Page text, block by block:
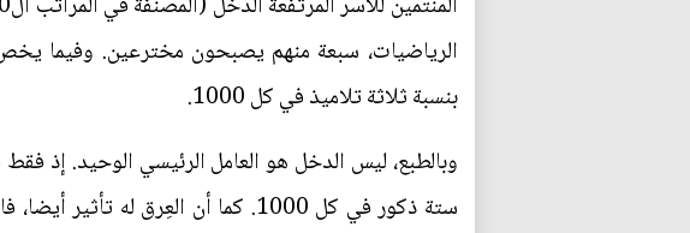
بنسبة ثلاثة تلاميذ في كل 1000.
ستة ذكور في كل 1000. كما أن العِرق